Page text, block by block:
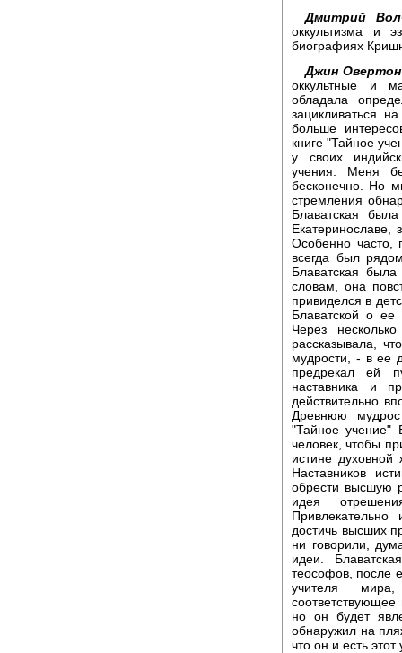
Дмитрий
оккультизма и
биографиях
Джин
оккультные и
обладала
зацикливаться
больше
книге "Тайное
у своих
учения. Меня
бесконечно. Но
стремления
Блаватская
Особенно часто,
всегда был
Блаватская
словам, она
привиделся в
Блаватской о
Через
рассказывала,
мудрости, - в ее
предрекал ей
наставника и
действительно
Древнюю
"Тайное учение"
человек, чтобы
истине
Наставников
обрести высшую
идея
достичь высших
ни говорили,
идеи.
теософов, после
учителя мира,
но он будет
обнаружил на
что он и есть этот